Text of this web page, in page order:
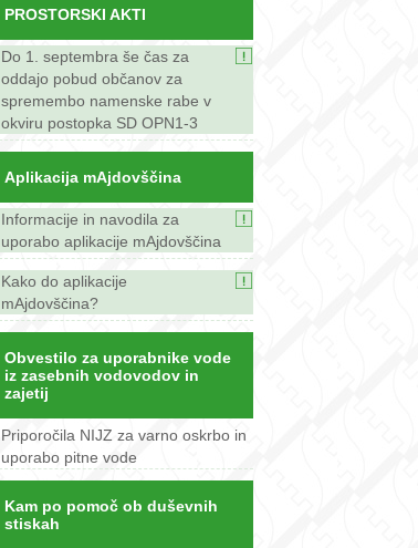
PROSTORSKI AKTI
Do 1. septembra še čas za
oddajo pobud občanov za
spremembo namenske rabe v
okviru postopka SD OPN1-3
Aplikacija mAjdovščina
Informacije in navodila za
uporabo aplikacije mAjdovščina
Kako do aplikacije
mAjdovščina?
Obvestilo za uporabnike vode
iz zasebnih vodovodov in
zajetij
Priporočila NIJZ za varno oskrbo in
uporabo pitne vode
Kam po pomoč ob duševnih
stiskah